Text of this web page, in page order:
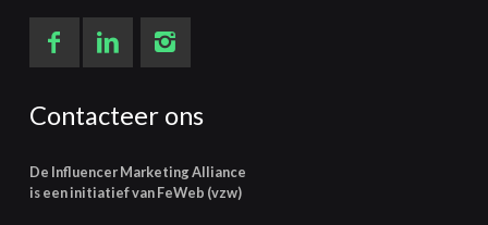
Contacteer ons
De Influencer Marketing Alliance
is een initiatief van FeWeb (vzw)